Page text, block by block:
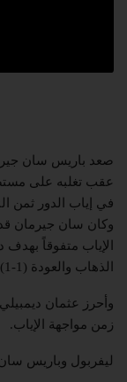
صعد باريس سان
في إياب الدور ثمن
وكان سان جيرمان
الإياب متفوقاً
الذهاب والعودة (1-1).
زمن مواجهة الإياب.
ليفربول وباريس